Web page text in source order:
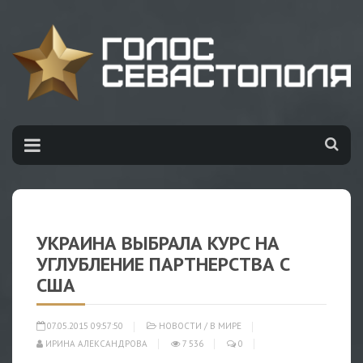
УКРАИНА ВЫБРАЛА КУРС НА
УГЛУБЛЕНИЕ ПАРТНЕРСТВА С
США
07.05.2015 09:57:50 НОВОСТИ / В МИРЕ
ИРИНА АЛЕКСАНДРОВА
7 536 0